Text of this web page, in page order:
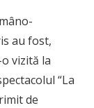
au fost,
vizită la
“La
de